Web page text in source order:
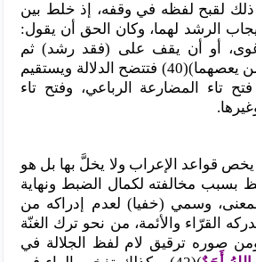
لقبح لفظه في وقفه، إذ خلط بين
الرشد لهما، وكان الحق أن يقول:
أو أن يقف على (فقد رشد) ثم
يستأنف بعد ذلك (ومن يعصهما)(40) فتتضح الدلالة ويستقيم
فتح تاء المضارعة الرباعي، وفتح تاء
قواعد الإعراب ولا يخلَّ بها بل هو
بسبب مخالفته لكمال الضبط ونهاية
وسمي (خفيا) لعدم إدراكه من
القرّاء والأئمة، من نحو ترك الغنّة
المدّ(41)، ومن صوره ترقيق لام لفظ الجلالة في